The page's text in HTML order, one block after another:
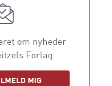
om nyheder
Forlag
MIG